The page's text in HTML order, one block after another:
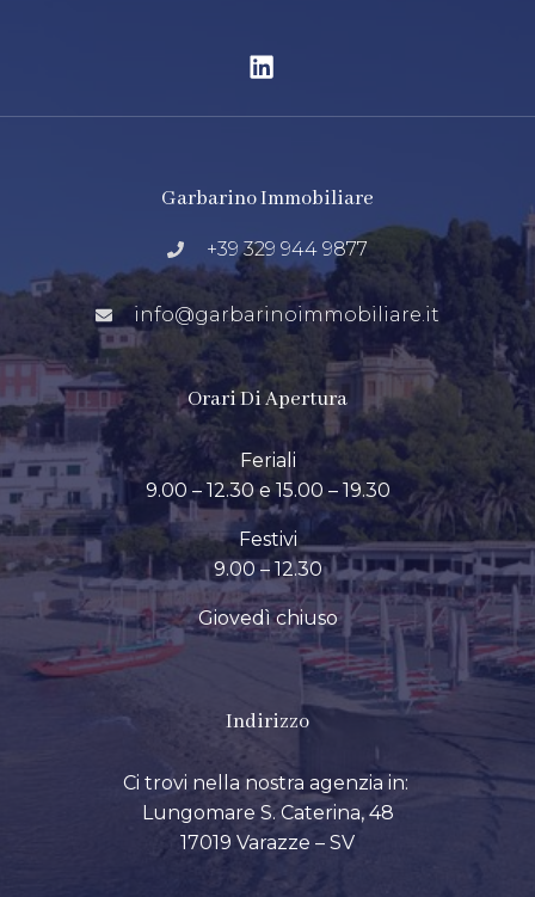
Garbarino Immobiliare
+39 329 944 9877
info@garbarinoimmobiliare.it
Orari Di Apertura
Feriali
9.00 – 12.30 e 15.00 – 19.30
Festivi
9.00 – 12.30
Giovedì chiuso
Indirizzo
Ci trovi nella nostra agenzia in:
Lungomare S. Caterina, 48
17019 Varazze – SV